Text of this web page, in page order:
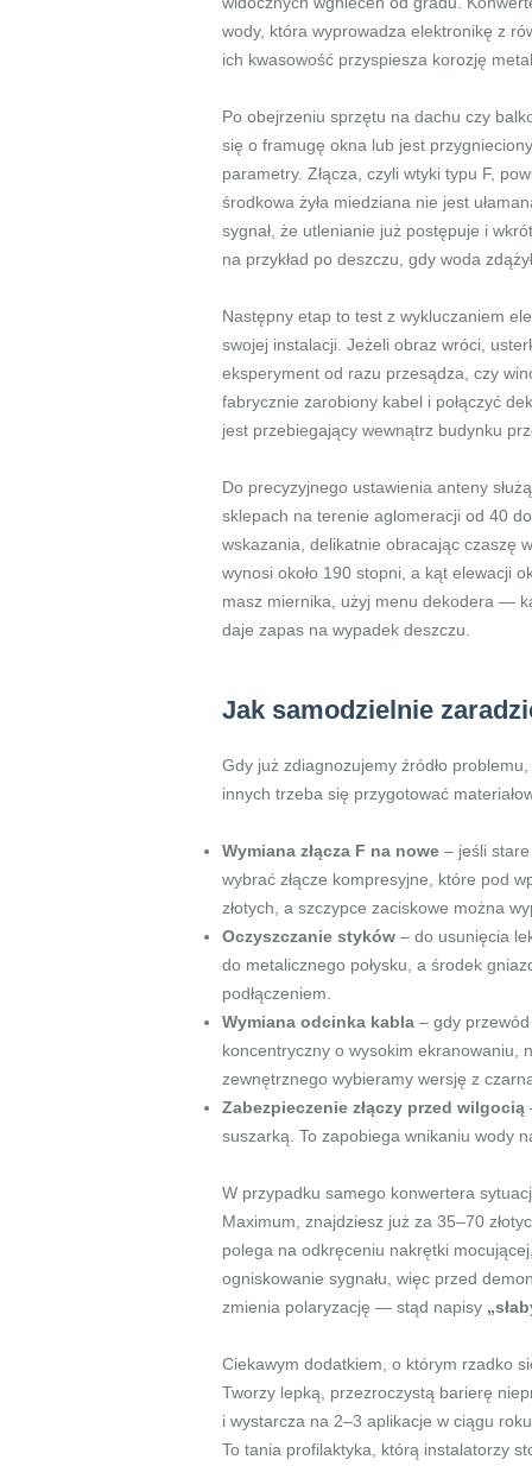
wody, która wyprowadza elektronikę z
ich kwasowość przyspiesza korozję
Po obejrzeniu sprzętu na dachu czy
się o framugę okna lub jest
parametry. Złącza, czyli wtyki typu F,
środkowa żyła miedziana nie jest
sygnał, że utlenianie już postępuje i
na przykład po deszczu, gdy woda
Następny etap to test z wykluczaniem
swojej instalacji. Jeżeli obraz wróci,
eksperyment od razu przesądza, czy
fabrycznie zarobiony kabel i połączyć
jest przebiegający wewnątrz budynku
Do precyzyjnego ustawienia anteny
sklepach na terenie aglomeracji od 40
wskazania, delikatnie obracając czaszę
wynosi około 190 stopni, a kąt elewacji
masz miernika, użyj menu dekodera —
daje zapas na wypadek deszczu.
Jak samodzielnie
Gdy już zdiagnozujemy źródło
innych trzeba się przygotować
Wymiana złącza F na nowe – jeśli
wybrać złącze kompresyjne, które pod
złotych, a szczypce zaciskowe można
Oczyszczanie styków – do usunięcia
do metalicznego połysku, a środek
podłączeniem.
Wymiana odcinka kabla – gdy
koncentryczny o wysokim ekranowaniu,
zewnętrznego wybieramy wersję z
Zabezpieczenie złączy przed wilgocią
suszarką. To zapobiega wnikaniu wody
W przypadku samego konwertera
Maximum, znajdziesz już za 35–70
polega na odkręceniu nakrętki
ogniskowanie sygnału, więc przed
zmienia polaryzację — stąd napisy
Ciekawym dodatkiem, o którym rzadko
Tworzy lepką, przezroczystą barierę
i wystarcza na 2–3 aplikacje w ciągu
To tania profilaktyka, którą instalatorzy